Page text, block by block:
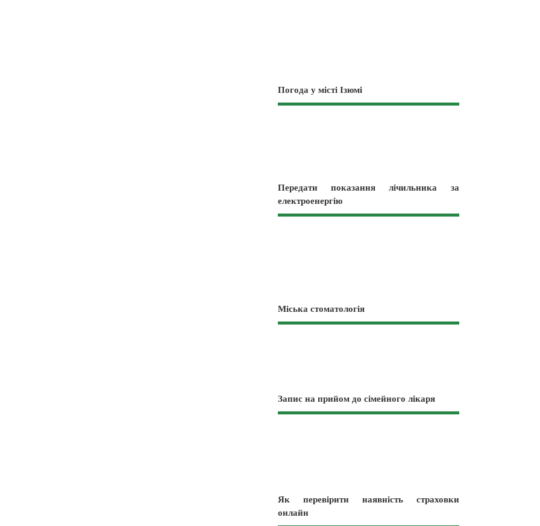
Погода у місті Ізюмі
Передати показання лічильника за
електроенергію
Міська стоматологія
Запис на прийом до сімейного лікаря
Як перевірити наявність страховки
онлайн